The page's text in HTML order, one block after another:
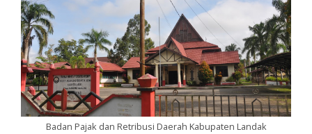
Badan Pajak dan Retribusi Daerah Kabupaten Landak